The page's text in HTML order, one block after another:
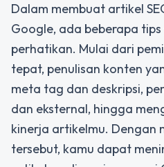
Dalam membuat artikel
Google, ada beberapa
perhatikan. Mulai dari
tepat, penulisan konten
meta tag dan deskripsi,
dan eksternal, hingga
kinerja artikelmu. Dengan
tersebut, kamu dapat